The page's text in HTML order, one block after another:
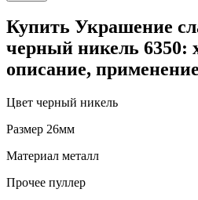
Купить Украшение
черный никель 6350:
описание, применение
Цвет черный никель
Размер 26мм
Материал металл
Прочее пуллер